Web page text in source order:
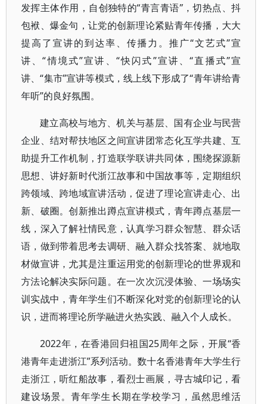
发挥主体作用，自创独特的“青言青语”，切热点、抖
包袱、爆金句，让党的创新理论紧贴青年传播，大大
提高了宣讲的到达率、传播力。推广“文艺式”宣
讲、“情境式”宣讲、“快闪式”宣讲、“直播式”宣
讲、“集市”宣讲等模式，线上线下形成了“青年讲给青
年听”的良好氛围。
建立高校与地方、机关与基层、国有企业与民营
企业、结对帮扶地区之间宣讲团常态化互学共建、互
助提升工作机制，打造联学联讲共同体，围绕探源新
思想、讲好新时代浙江故事和中国故事等，定期组织
跨领域、跨地域宣讲活动，促进了理论宣讲走心、出
新、破圈。创新推出蹲点宣讲模式，青年蹲点基层一
线，深入了解社情民意，认真学习群众智慧、群众话
语，做到带着思考去调研、融入群众找答案、就地取
材做宣讲，尤其是注重运用党的创新理论的世界观和
方法论解决实际问题。在一次次沉浸体验、一场场实
训实战中，青年学生们不断深化对党的创新理论的认
识，进而将理论所学融进火热实践、融入个人成长。
2022年，在香港回归祖国25周年之际，开展“香
港青年走进浙江”系列活动。数十名香港青年大学生行
走浙江，听红船故事，看烈士画展，寻古城印记，看
建设场景。青年学生长期在学校学习，虽然思维活